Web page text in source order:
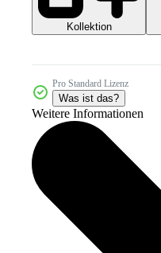
Kollektion
Pro Standard Lizenz
Was ist das?
Weitere Informationen